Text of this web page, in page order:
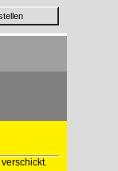
verschickt.